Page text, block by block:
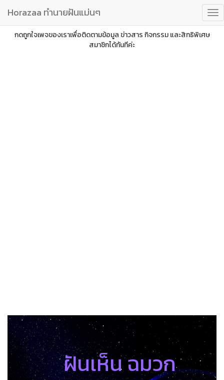
Horazaa ทำนายฝันแม่นๆ
กดถูกใจเพจของเราเพื่อติดตามข้อมูล ข่าวสาร กิจกรรม และสิทธิพิเศษ
สมาชิกได้ทันทีค่ะ
ฝันเห็น ฉมวก